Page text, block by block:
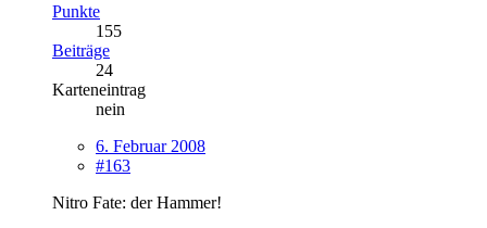
Punkte
155
Beiträge
24
Karteneintrag
nein
6. Februar 2008
#163
Nitro Fate: der Hammer!